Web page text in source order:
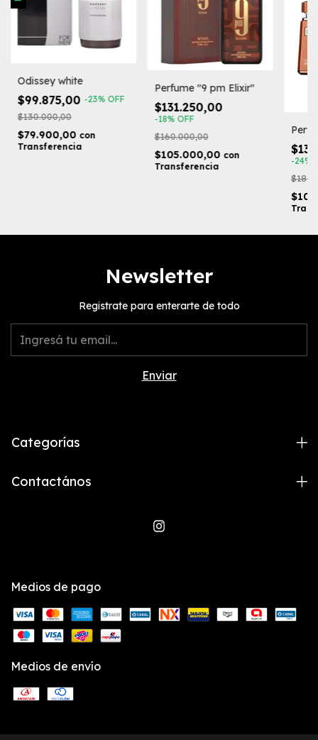
Odissey white
$99.875,00 -23% OFF
$130.000,00
$79.900,00 con
Transferencia
Perfume "9 pm Elixir"
$131.250,00
-18% OFF
$160.000,00
$105.000,00 con
Transferencia
-24%
Newsletter
Registrate para enterarte de todo
Categorías
Contactános
Medios de pago
Medios de envío